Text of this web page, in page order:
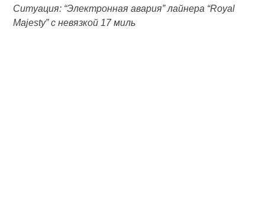
Ситуация: “Электронная авария” лайнера “Royal
Majesty” с невязкой 17 миль